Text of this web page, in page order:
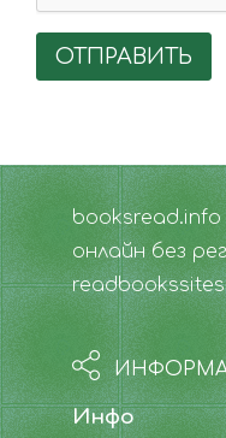
ОТПРАВИТЬ
онлайн без
Инфо